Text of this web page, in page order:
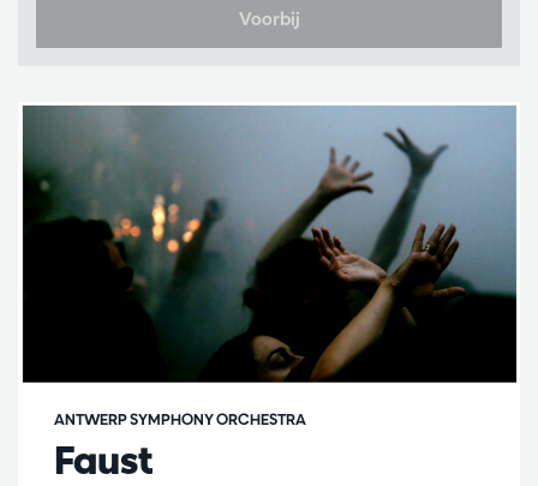
Voorbij
Faust
ANTWERP SYMPHONY ORCHESTRA